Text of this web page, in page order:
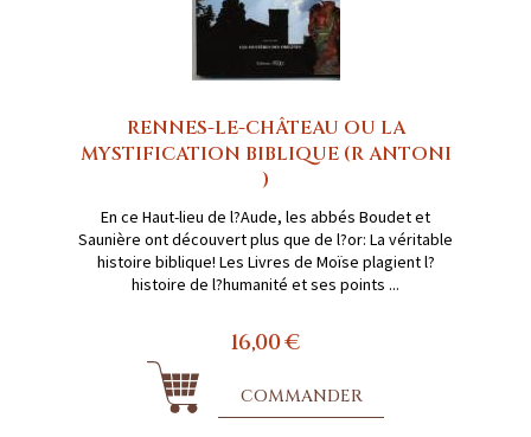
RENNES-LE-CHÂTEAU OU LA
MYSTIFICATION BIBLIQUE (R ANTONI
)
En ce Haut-lieu de l?Aude, les abbés Boudet et
Saunière ont découvert plus que de l?or: La véritable
histoire biblique! Les Livres de Moïse plagient l?
histoire de l?humanité et ses points ...
16,00 €
COMMANDER